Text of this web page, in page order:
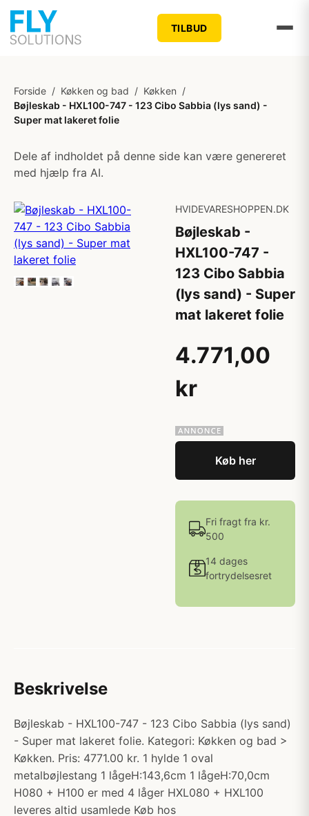
TILBUD
Forside / Køkken og bad / Køkken /
Bøjleskab - HXL100-747 - 123 Cibo Sabbia (lys sand) -
Super mat lakeret folie
Dele af indholdet på denne side kan være genereret
med hjælp fra AI.
HVIDEVARESHOPPEN.DK
Bøjleskab -
HXL100-747 -
123 Cibo Sabbia
(lys sand) - Super
mat lakeret folie
4.771,00
kr
Køb her
Fri fragt fra kr.
500
14 dages
fortrydelsesret
Beskrivelse
Bøjleskab - HXL100-747 - 123 Cibo Sabbia (lys sand)
- Super mat lakeret folie. Kategori: Køkken og bad >
Køkken. Pris: 4771.00 kr. 1 hylde 1 oval
metalbøjlestang 1 lågeH:143,6cm 1 lågeH:70,0cm
H080 + H100 er med 4 låger HXL080 + HXL100
leveres altid usamlede Køb hos